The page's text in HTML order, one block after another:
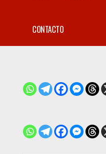
CONTACTO